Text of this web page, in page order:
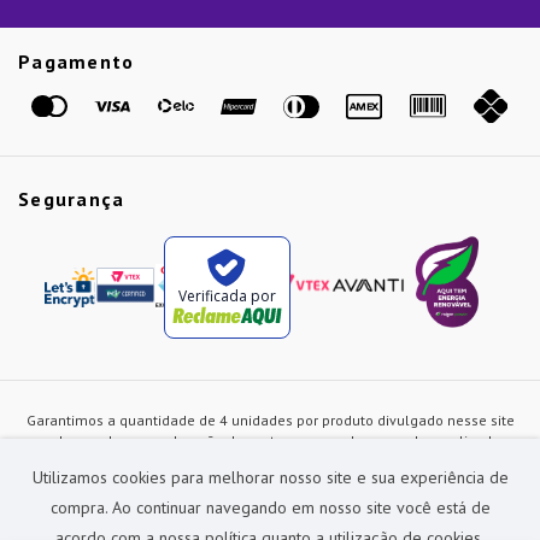
Utilizamos cookies para melhorar nosso site e sua experiência de
compra. Ao continuar navegando em nosso site você está de
Pagamento
Segurança
Verificada por
Garantimos a quantidade de 4 unidades por produto divulgado nesse site
ou de acordo com a duração dos estoques, sendo as vendas realizadas
alterados a qualquer instante sem prévia comunicação e são exclusivos
para a loja virtual, não restando nenhuma obrigação de prática similar nas
lojas físicas da rede Preçolandia. Todas as imagens dos produtos são